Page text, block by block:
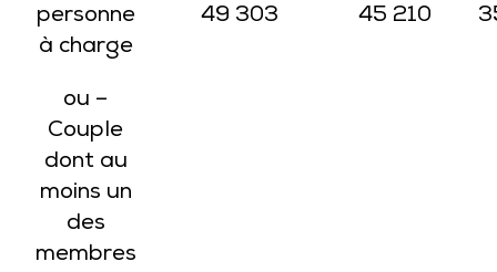
personne
à charge
ou –
Couple
dont au
moins un
des
membres
49 303 45 210